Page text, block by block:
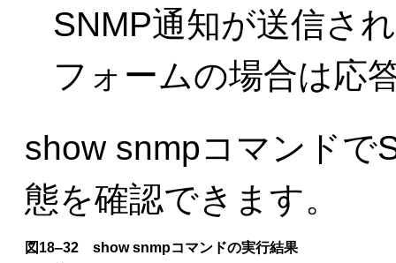
SNMP通知が送信さ
フォームの場合は応
show snmpコマンドで
態を確認できます。
図18‒32 show snmpコマンドの実行結果